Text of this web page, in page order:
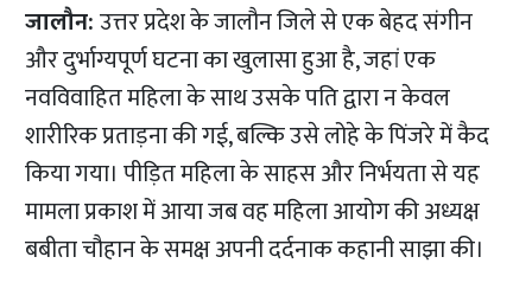
जालौन:उत्तर प्रदेश के जालौन जिले से एक बेहद संगीन
और दुर्भाग्यपूर्ण घटना का खुलासा हुआ है, जहां एक
नवविवाहित महिला के साथ उसके पति द्वारा न केवल
शारीरिक प्रताड़ना की गई, बल्कि उसे लोहे के पिंजरे में कैद
किया गया। पीड़ित महिला के साहस और निर्भयता से यह
मामला प्रकाश में आया जब वह महिला आयोग की अध्यक्ष
बबीता चौहान के समक्ष अपनी दर्दनाक कहानी साझा की।